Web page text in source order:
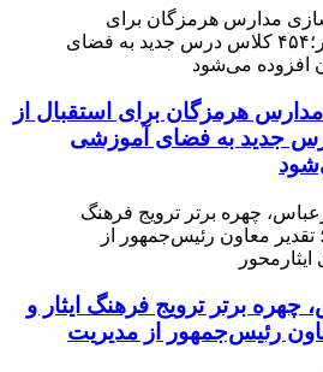
هرمزگان برای استقبال از
درس جدید به فضای آموزشی
چهره برتر ترویج فرهنگ ایثار و
رئیس‌جمهور از مدیریت